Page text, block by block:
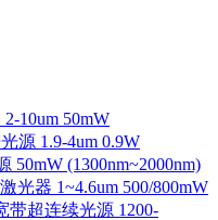
10um 50mW
源 1.9-4um 0.9W
50mW (1300nm~2000nm)
光器 1~4.6um 500/800mW
带超连续光源 1200-